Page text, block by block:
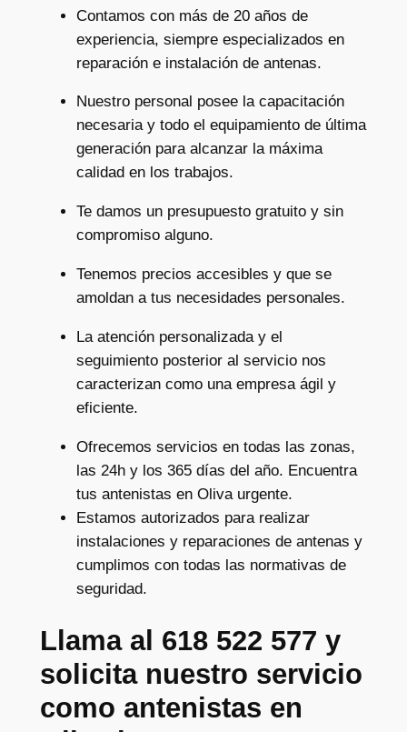
Contamos con más de 20 años de
experiencia, siempre especializados en
reparación e instalación de antenas.
Nuestro personal posee la capacitación
necesaria y todo el equipamiento de última
generación para alcanzar la máxima
calidad en los trabajos.
Te damos un presupuesto gratuito y sin
compromiso alguno.
Tenemos precios accesibles y que se
amoldan a tus necesidades personales.
La atención personalizada y el
seguimiento posterior al servicio nos
caracterizan como una empresa ágil y
eficiente.
Ofrecemos servicios en todas las zonas,
las 24h y los 365 días del año. Encuentra
tus antenistas en Oliva urgente.
Estamos autorizados para realizar
instalaciones y reparaciones de antenas y
cumplimos con todas las normativas de
seguridad.
Llama al 618 522 577 y
solicita nuestro servicio
como antenistas en